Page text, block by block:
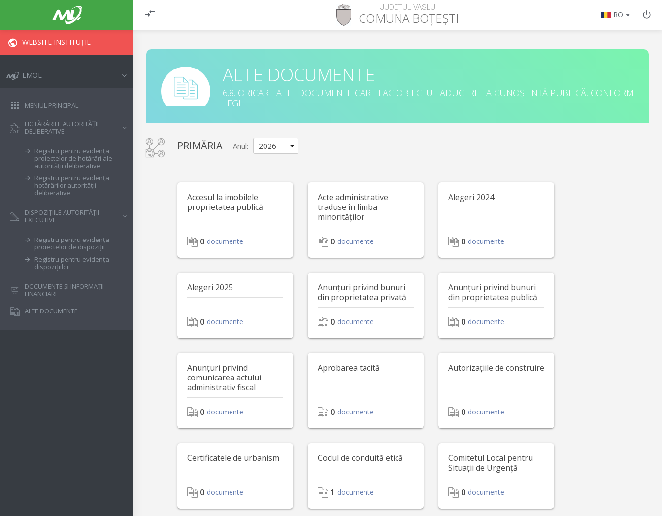
JUDEȚUL VASLUI
COMUNA BOȚEȘTI RO
WEBSITE INSTITUȚIE
EMOL
MENIUL PRINCIPAL
HOTĂRÂRILE AUTORITĂȚII
DELIBERATIVE
Registru pentru evidența
proiectelor de hotărâri ale
autorității deliberative
Registru pentru evidența
hotărârilor autorității
deliberative
DISPOZIȚIILE AUTORITĂȚII
EXECUTIVE
Registru pentru evidența
proiectelor de dispoziții
Registru pentru evidența
dispozițiilor
DOCUMENTE ȘI INFORMAȚII
FINANCIARE
ALTE DOCUMENTE
ALTE DOCUMENTE
6.8. ORICARE ALTE DOCUMENTE CARE FAC OBIECTUL ADUCERII LA CUNOȘTINȚĂ PUBLICĂ, CONFORM
LEGII
PRIMĂRIA Anul:
Accesul la imobilele
proprietatea publică
0 documente
Acte administrative
traduse în limba
minorităților
0 documente
Alegeri 2024
0 documente
Alegeri 2025
0 documente
Anunțuri privind bunuri
din proprietatea privată
0 documente
Anunțuri privind bunuri
din proprietatea publică
0 documente
Anunțuri privind
comunicarea actului
administrativ fiscal
0 documente
Aprobarea tacită
0 documente
Autorizațiile de construire
0 documente
Certificatele de urbanism
0 documente
Codul de conduită etică
1 documente
Comitetul Local pentru
Situații de Urgență
0 documente